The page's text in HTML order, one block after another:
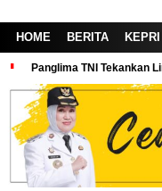
HOME BERITA KEPRI
Panglima TNI Tekankan